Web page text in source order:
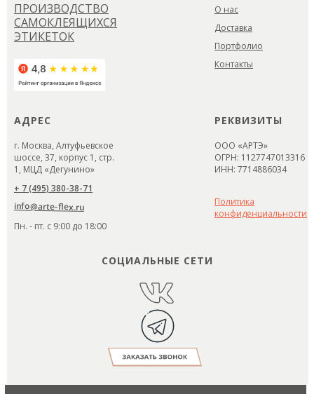
Политика
конфиденциальности
ООО «АРТЭ»
ОГРН: 1127747013316
ИНН: 7714886034
г. Москва, Алтуфьевское
шоссе, 37, корпус 1, стр.
1, МЦД «Дегунино»
info@arte-flex.ru
+ 7 (495) 380-38-71
Пн. - пт. с 9:00 до 18:00
ПРОИЗВОДСТВО
САМОКЛЕЯЩИХСЯ
ЭТИКЕТОК
АДРЕС РЕКВИЗИТЫ
СОЦИАЛЬНЫЕ СЕТИ
О нас
Доставка
Портфолио
Контакты